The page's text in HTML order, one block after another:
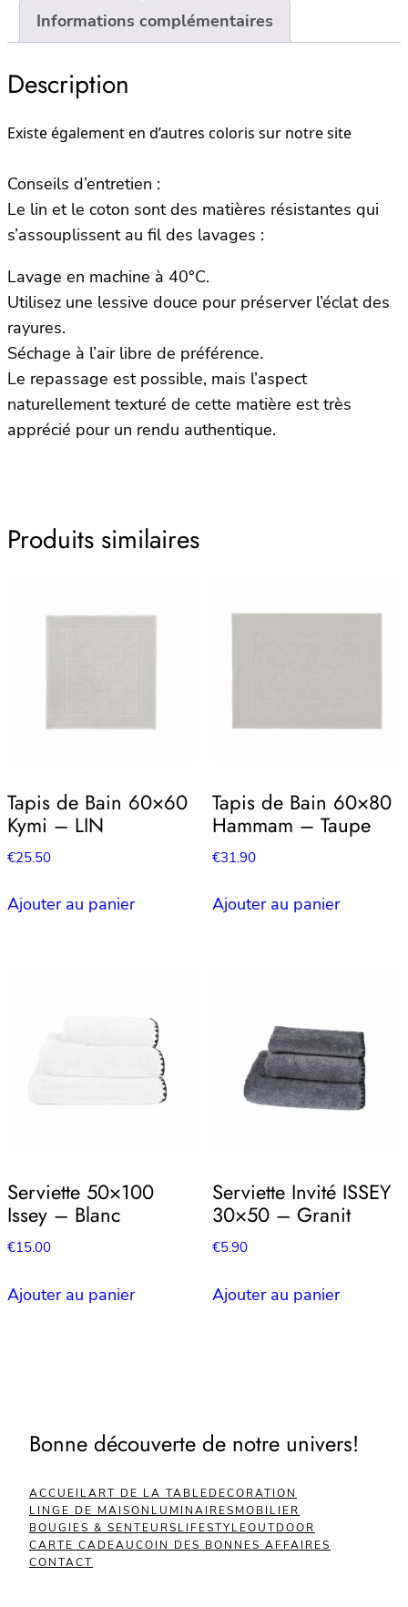
Informations complémentaires
Description
Existe également en d’autres coloris sur notre site
Conseils d’entretien :
Le lin et le coton sont des matières résistantes qui
s’assouplissent au fil des lavages :
Lavage en machine à 40°C.
Utilisez une lessive douce pour préserver l’éclat des
rayures.
Séchage à l’air libre de préférence.
Le repassage est possible, mais l’aspect
naturellement texturé de cette matière est très
apprécié pour un rendu authentique.
Produits similaires
Tapis de Bain 60×60
Kymi – LIN
€25.50
Ajouter au panier
Tapis de Bain 60×80
Hammam – Taupe
€31.90
Ajouter au panier
Serviette 50×100
Issey – Blanc
€15.00
Ajouter au panier
Serviette Invité ISSEY
30×50 – Granit
€5.90
Ajouter au panier
Bonne découverte de notre univers!
ACCUEILART DE LA TABLEDECORATION
LINGE DE MAISON LUMINAIRESMOBILIER
BOUGIES & SENTEURSLIFESTYLEOUTDOOR
CARTE CADEAUCOIN DES BONNES AFFAIRES
CONTACT